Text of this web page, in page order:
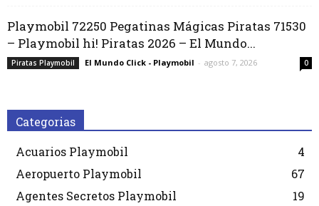
Playmobil 72250 Pegatinas Mágicas Piratas 71530
– Playmobil hi! Piratas 2026 – El Mundo...
Piratas Playmobil El Mundo Click - Playmobil - agosto 7, 2026 0
Categorias
Acuarios Playmobil
4
Aeropuerto Playmobil
67
Agentes Secretos Playmobil
19